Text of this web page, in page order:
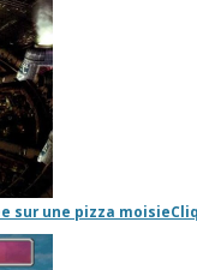
sur une pizza moisie